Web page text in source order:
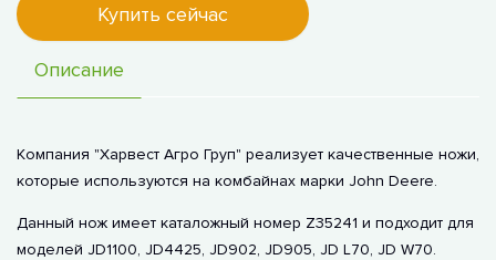
Купить сейчас
Описание
Компания "Харвест Агро Груп" реализует качественные ножи,
которые используются на комбайнах марки John Deere.
Данный нож имеет каталожный номер Z35241 и подходит для
моделей JD1100, JD4425, JD902, JD905, JD L70, JD W70.